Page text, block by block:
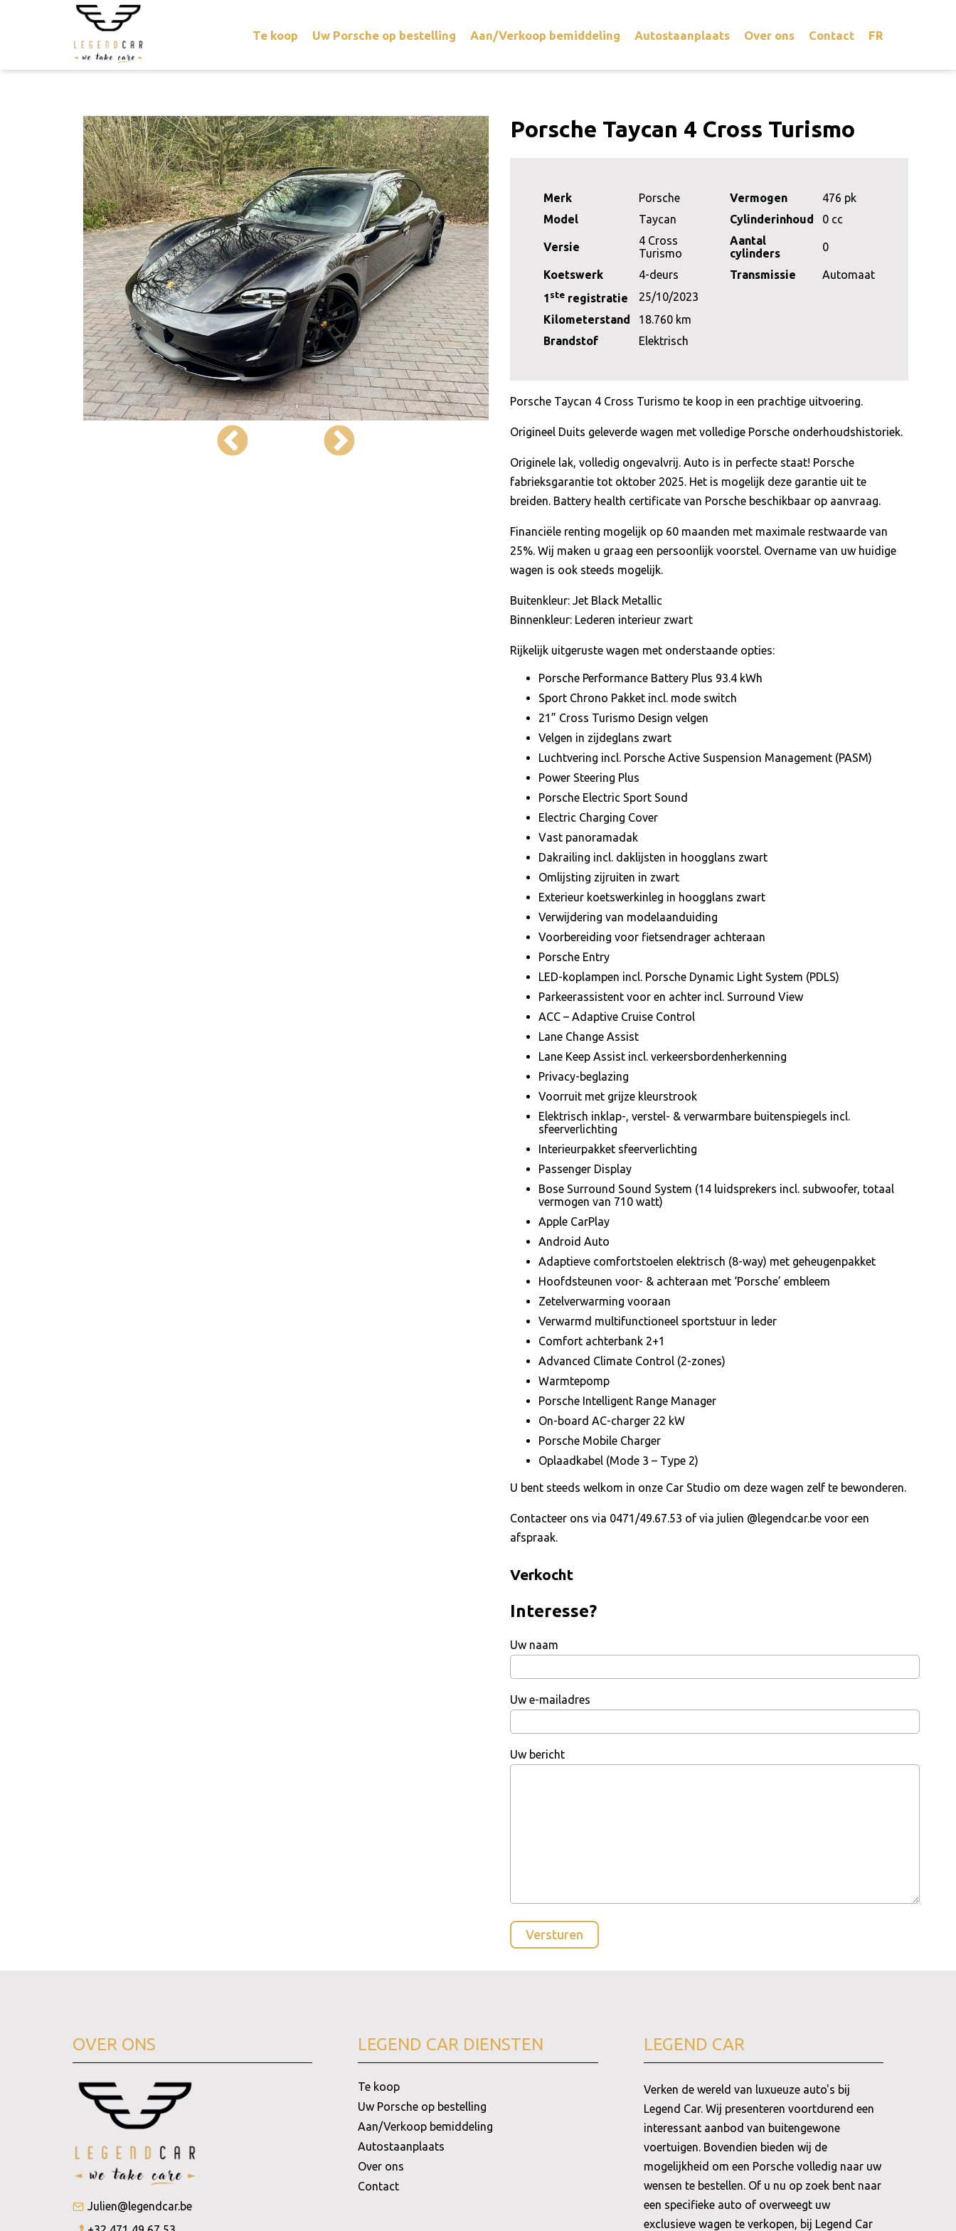
Te koop Uw Porsche op bestelling Aan/Verkoop bemiddeling Autostaanplaats Over ons Contact FR
Porsche Taycan 4 Cross Turismo
Merk
Porsche
Model
Taycan
Versie
4 Cross
Turismo
Koetswerk
4-deurs
1 ste registratie
25/10/2023
Kilometerstand
18.760 km
Brandstof
Elektrisch
Vermogen
476 pk
Cylinderinhoud
0 cc
Aantal
cylinders
0
Transmissie Automaat
Porsche Taycan 4 Cross Turismo te koop in een prachtige uitvoering.
Origineel Duits geleverde wagen met volledige Porsche onderhoudshistoriek.
Originele lak, volledig ongevalvrij. Auto is in perfecte staat! Porsche
fabrieksgarantie tot oktober 2025. Het is mogelijk deze garantie uit te
breiden. Battery health certificate van Porsche beschikbaar op aanvraag.
Financiële renting mogelijk op 60 maanden met maximale restwaarde van
25%. Wij maken u graag een persoonlijk voorstel. Overname van uw huidige
wagen is ook steeds mogelijk.
Buitenkleur: Jet Black Metallic
Binnenkleur: Lederen interieur zwart
Rijkelijk uitgeruste wagen met onderstaande opties:
Porsche Performance Battery Plus 93.4 kWh
Sport Chrono Pakket incl. mode switch
21” Cross Turismo Design velgen
Velgen in zijdeglans zwart
Luchtvering incl. Porsche Active Suspension Management (PASM)
Power Steering Plus
Porsche Electric Sport Sound
Electric Charging Cover
Vast panoramadak
Dakrailing incl. daklijsten in hoogglans zwart
Omlijsting zijruiten in zwart
Exterieur koetswerkinleg in hoogglans zwart
Verwijdering van modelaanduiding
Voorbereiding voor fietsendrager achteraan
Porsche Entry
LED-koplampen incl. Porsche Dynamic Light System (PDLS)
Parkeerassistent voor en achter incl. Surround View
ACC – Adaptive Cruise Control
Lane Change Assist
Lane Keep Assist incl. verkeersbordenherkenning
Privacy-beglazing
Voorruit met grijze kleurstrook
Elektrisch inklap-, verstel- & verwarmbare buitenspiegels incl.
sfeerverlichting
Interieurpakket sfeerverlichting
Passenger Display
Bose Surround Sound System (14 luidsprekers incl. subwoofer, totaal
vermogen van 710 watt)
Apple CarPlay
Android Auto
Adaptieve comfortstoelen elektrisch (8-way) met geheugenpakket
Hoofdsteunen voor- & achteraan met ‘Porsche’ embleem
Zetelverwarming vooraan
Verwarmd multifunctioneel sportstuur in leder
Comfort achterbank 2+1
Advanced Climate Control (2-zones)
Warmtepomp
Porsche Intelligent Range Manager
On-board AC-charger 22 kW
Porsche Mobile Charger
Oplaadkabel (Mode 3 – Type 2)
U bent steeds welkom in onze Car Studio om deze wagen zelf te bewonderen.
Contacteer ons via 0471/49.67.53 of via julien @legendcar.be voor een
afspraak.
Verkocht
Interesse?
Uw naam
Uw e-mailadres
Uw bericht
OVER ONS
Julien@legendcar.be
LEGEND CAR DIENSTEN
Te koop
Uw Porsche op bestelling
Aan/Verkoop bemiddeling
Autostaanplaats
Over ons
Contact
LEGEND CAR
Verken de wereld van luxueuze auto's bij
Legend Car. Wij presenteren voortdurend een
interessant aanbod van buitengewone
voertuigen. Bovendien bieden wij de
mogelijkheid om een Porsche volledig naar uw
wensen te bestellen. Of u nu op zoek bent naar
een specifieke auto of overweegt uw
exclusieve wagen te verkopen, bij Legend Car